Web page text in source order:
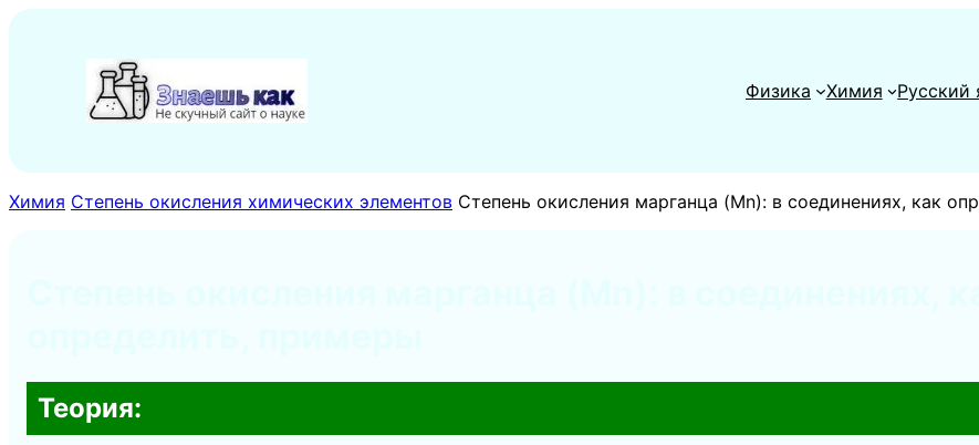
содержимому
Физика
Химия Русский
Химия Степень окисления химических элементов Степень окисления марганца (Mn): в соединениях, как
Теория: